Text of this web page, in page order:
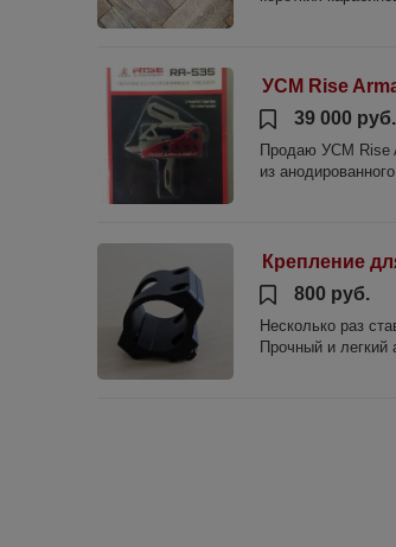
УСМ Rise
39 000 руб.
Продаю УСМ Rise
из
Крепление
800 руб.
Несколько раз
Прочный и